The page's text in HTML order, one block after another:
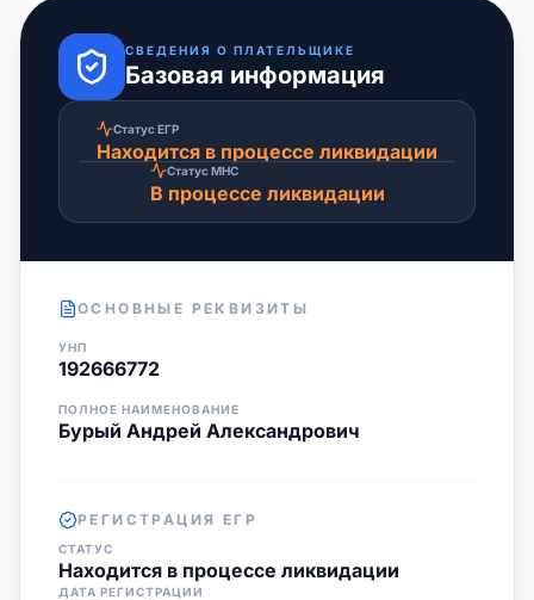
СВЕДЕНИЯ О ПЛАТЕЛЬЩИКЕ
Базовая информация
Статус ЕГР
Находится в процессе ликвидации
Статус МНС
В процессе ликвидации
ОСНОВНЫЕ РЕКВИЗИТЫ
УНП
192666772
ПОЛНОЕ НАИМЕНОВАНИЕ
Бурый Андрей Александрович
РЕГИСТРАЦИЯ ЕГР
СТАТУС
Находится в процессе ликвидации
ДАТА РЕГИСТРАЦИИ